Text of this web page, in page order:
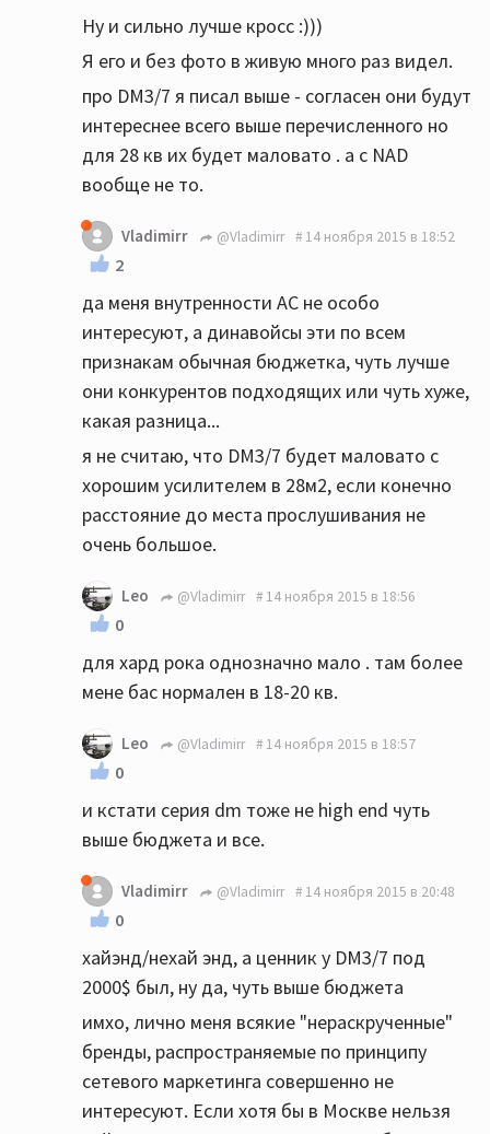
Ну и сильно лучше кросс :)))
Я его и без фото в живую много раз видел.
про DM3/7 я писал выше - согласен они будут
интереснее всего выше перечисленного но
для 28 кв их будет маловато . а c NAD
вообще не то.
Vladimirr @Vladimirr 14 ноября 2015 в 18:52
2
да меня внутренности АС не особо
интересуют, а динавойсы эти по всем
признакам обычная бюджетка, чуть лучше
они конкурентов подходящих или чуть хуже,
какая разница...
я не считаю, что DM3/7 будет маловато с
хорошим усилителем в 28м2, если конечно
расстояние до места прослушивания не
очень большое.
Leo @Vladimirr 14 ноября 2015 в 18:56
0
для хард рока однозначно мало . там более
мене бас нормален в 18-20 кв.
Leo @Vladimirr 14 ноября 2015 в 18:57
0
и кстати серия dm тоже не high end чуть
выше бюджета и все.
Vladimirr @Vladimirr 14 ноября 2015 в 20:48
0
хайэнд/нехай энд, а ценник у DM3/7 под
2000$ был, ну да, чуть выше бюджета
имхо, лично меня всякие "нераскрученные"
бренды, распространяемые по принципу
сетевого маркетинга совершенно не
интересуют. Если хотя бы в Москве нельзя